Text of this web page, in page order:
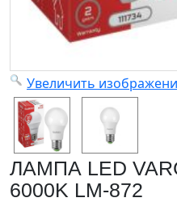
Увеличить
ЛАМПА LED
6000K LM-872